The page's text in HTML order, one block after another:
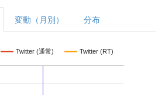
変動（月別） 分布
Twitter (通常) Twitter (RT)